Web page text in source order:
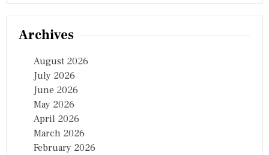
Archives
August 2026
July 2026
June 2026
May 2026
April 2026
March 2026
February 2026